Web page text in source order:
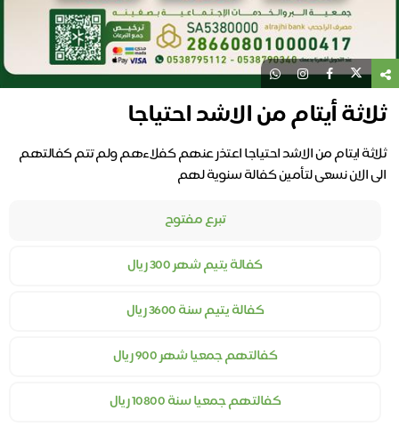
ثلاثة أيتام من الاشد احتياجا
ثلاثة ايتام من الاشد احتياجا اعتذر عنهم كفلاءهم ولم تتم كفالتهم
الى الان نسعى لتأمين كفالة سنوية لهم
تبرع مفتوح
كفالة يتيم شهر 300 ريال
كفالة يتيم سنة 3600 ريال
كفالتهم جمعيا شهر 900 ريال
كفالتهم جمعيا سنة 10800 ريال